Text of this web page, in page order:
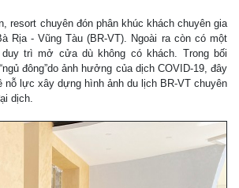
resort chuyên đón phân khúc khách chuyên gia
Rịa - Vũng Tàu (BR-VT). Ngoài ra còn có một
trì mở cửa dù không có khách. Trong bối
đông”do ảnh hưởng của dịch COVID-19, đây
nỗ lực xây dựng hình ảnh du lịch BR-VT chuyên
dịch.